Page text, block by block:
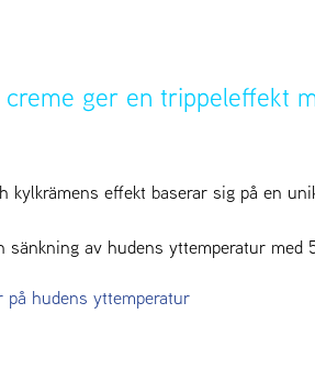
ger en trippeleffekt
kylkrämens effekt baserar sig på en
av hudens yttemperatur med
på hudens yttemperatur